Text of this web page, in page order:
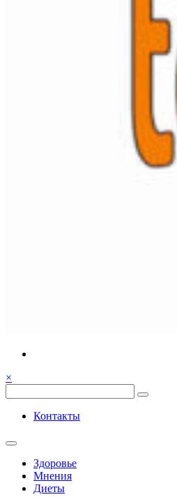
Весёлый и
жизни
Семья, общение, здоровье.
×
Весёлый и здоровый образ жизни
Контакты
Здоровье
Мнения
Диеты